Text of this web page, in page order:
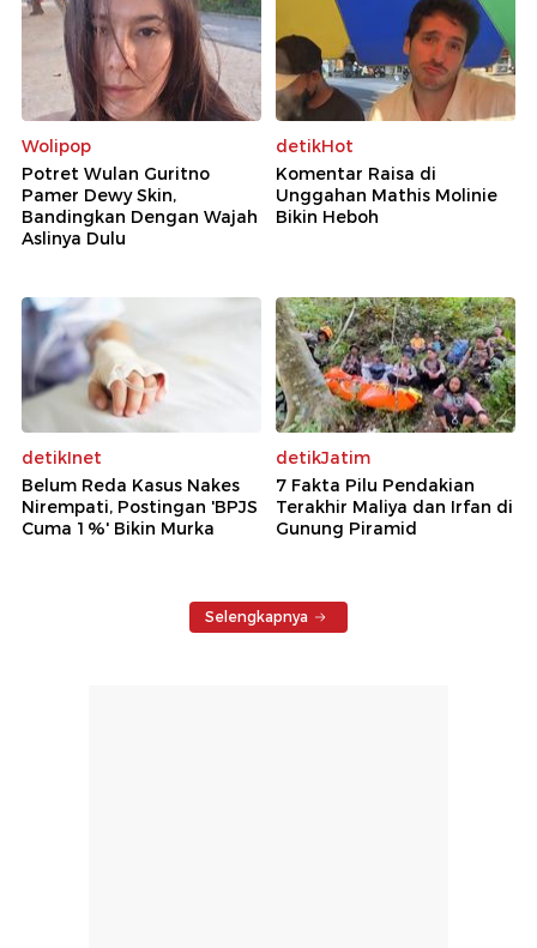
Wolipop
Potret Wulan Guritno
Pamer Dewy Skin,
Bandingkan Dengan Wajah
Aslinya Dulu
detikHot
Komentar Raisa di
Unggahan Mathis Molinie
Bikin Heboh
detikInet
Belum Reda Kasus Nakes
Nirempati, Postingan 'BPJS
Cuma 1%' Bikin Murka
detikJatim
7 Fakta Pilu Pendakian
Terakhir Maliya dan Irfan di
Gunung Piramid
Selengkapnya